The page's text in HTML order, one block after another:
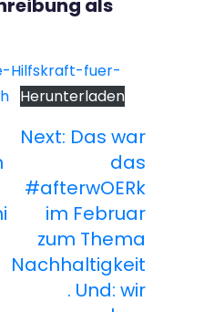
Hilfskraft-fuer-
Herunterladen
Next: Das war
das
#afterwOERk
im Februar
zum Thema
Nachhaltigkeit
. Und: wir